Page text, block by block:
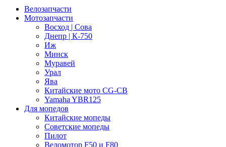
Велозапчасти
Мотозапчасти
Восход | Сова
Днепр | К-750
Иж
Минск
Муравей
Урал
Ява
Китайские мото CG-CB
Yamaha YBR125
Для мопедов
Китайские мопеды
Советские мопеды
Пилот
Веломотор F50 и F80